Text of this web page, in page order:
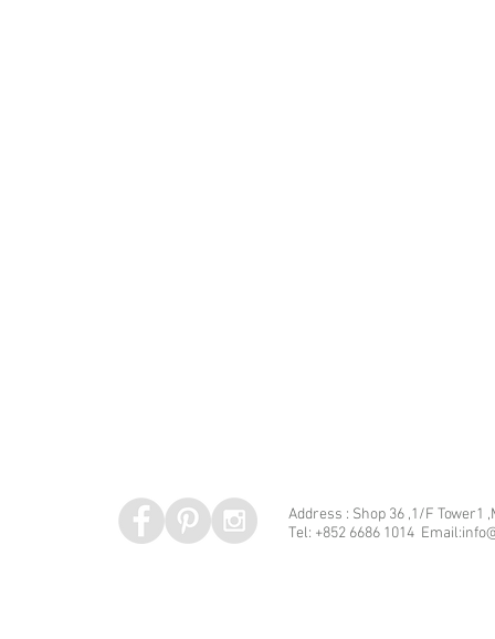
Address : Shop 36 ,1/F Tower1
Tel: +852 6686 1014